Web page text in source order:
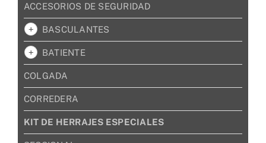
ACCESORIOS DE SEGURIDAD
BASCULANTES
BATIENTE
COLGADA
CORREDERA
KIT DE HERRAJES ESPECIALES